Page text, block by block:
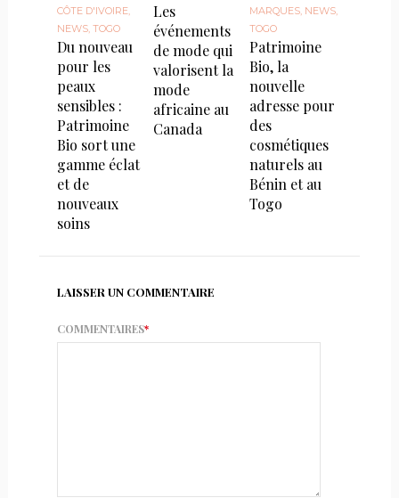
CÔTE D'IVOIRE,
NEWS, TOGO
Du nouveau
pour les
peaux
sensibles :
Patrimoine
Bio sort une
gamme éclat
et de
nouveaux
soins
Les
événements
de mode qui
valorisent la
mode
africaine au
Canada
MARQUES, NEWS,
TOGO
Patrimoine
Bio, la
nouvelle
adresse pour
des
cosmétiques
naturels au
Bénin et au
Togo
LAISSER UN COMMENTAIRE
COMMENTAIRES*